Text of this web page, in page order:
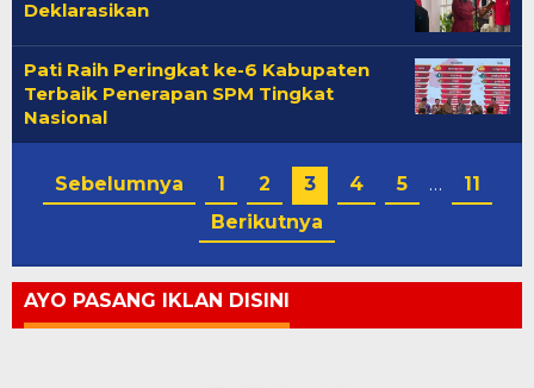
Deklarasikan
Pati Raih Peringkat ke-6 Kabupaten
Terbaik Penerapan SPM Tingkat
Nasional
Sebelumnya 1 2 3 4 5 …
11
Berikutnya
AYO PASANG IKLAN DISINI